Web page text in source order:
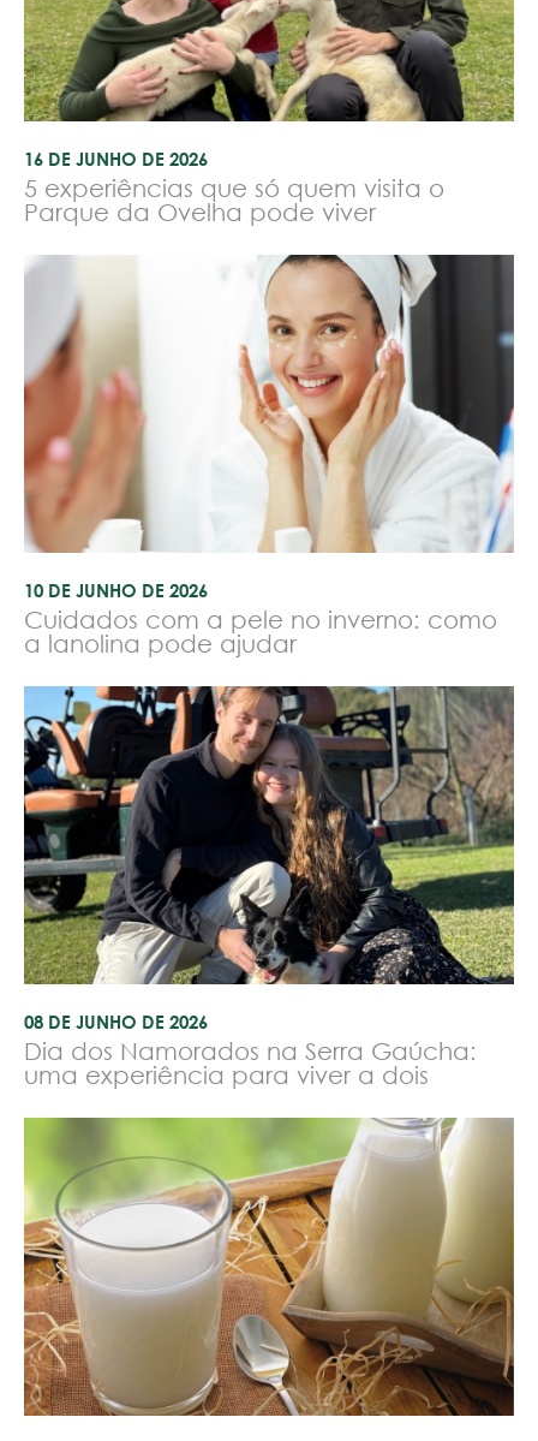
16 DE JUNHO DE 2026
5 experiências que só quem visita o
Parque da Ovelha pode viver
10 DE JUNHO DE 2026
Cuidados com a pele no inverno: como
a lanolina pode ajudar
08 DE JUNHO DE 2026
Dia dos Namorados na Serra Gaúcha:
uma experiência para viver a dois